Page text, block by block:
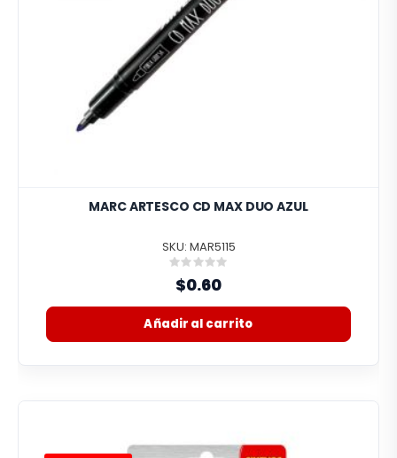
MARC ARTESCO CD MAX DUO AZUL
SKU: MAR5115
Rating:
0%
$0.60
Añadir al carrito